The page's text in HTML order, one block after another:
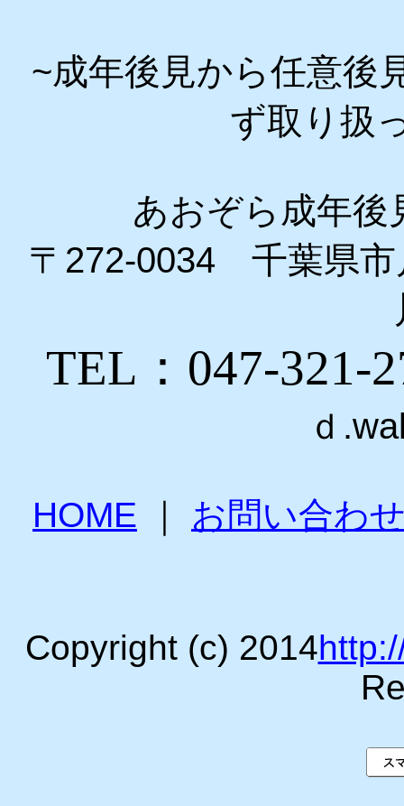
~成年後見から任意後
ず取り扱
あおぞら成年後
〒272-0034 千葉県
TEL：047-321-
ｄ
HOME お問い合わ
Copyright (c) 2014